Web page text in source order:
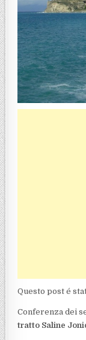
Questo post é
Conferenza dei
tratto Saline